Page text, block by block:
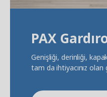
PAX
Genişliği, derinliği,
tam da ihtiyacınız olan